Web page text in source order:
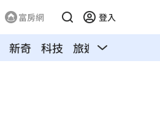
富房網 登入
新奇 科技 旅遊 汽車